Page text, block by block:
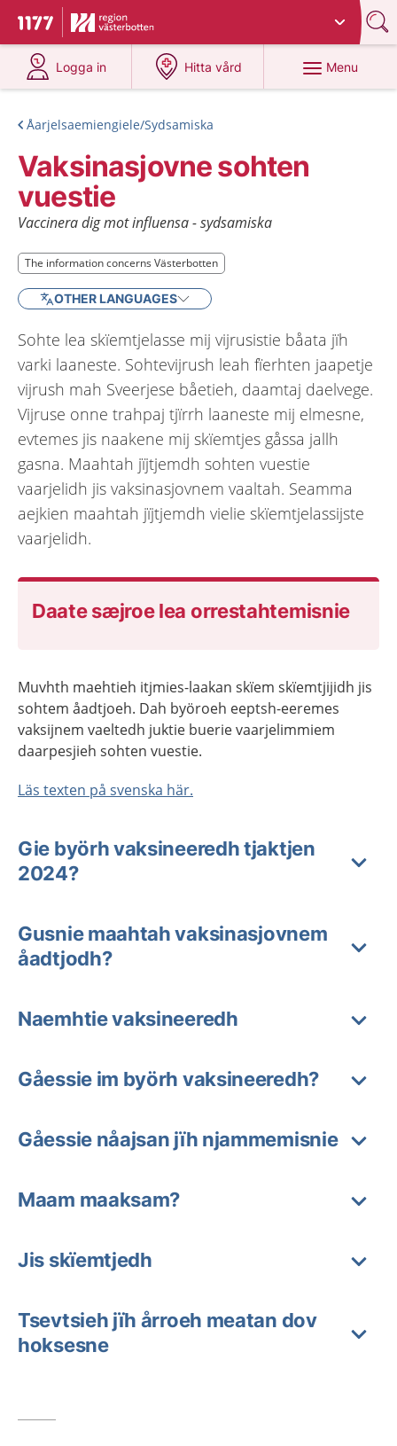
To start page for 1177
Du har valt region
Logga in
at 1177.se
Hitta vård
at 1177.se
Menu
Åarjelsaemiengiele/Sydsamiska
Vaksinasjovne sohten
vuestie
Vaccinera dig mot influensa - sydsamiska
The information concerns Västerbotten
The information concerns Västerbotten
OTHER LANGUAGES
Sohte lea skïemtjelasse mij vijrusistie båata jïh
varki laaneste. Sohtevijrush leah fïerhten jaapetje
vijrush mah Sveerjese båetieh, daamtaj daelvege.
Vijruse onne trahpaj tjïrrh laaneste mij elmesne,
evtemes jis naakene mij skïemtjes gåssa jallh
gasna. Maahtah jïjtjemdh sohten vuestie
vaarjelidh jis vaksinasjovnem vaaltah. Seamma
aejkien maahtah jïjtjemdh vielie skïemtjelassijste
vaarjelidh.
Daate sæjroe lea orrestahtemisnie
Muvhth maehtieh itjmies-laakan skïem skïemtjijidh jis
sohtem åadtjoeh. Dah byöroeh eeptsh-eeremes
vaksijnem vaeltedh juktie buerie vaarjelimmiem
daarpesjieh sohten vuestie.
Läs texten på svenska här.
Gie byörh vaksineeredh tjaktjen
2024?
Gusnie maahtah vaksinasjovnem
åadtjodh?
Naemhtie vaksineeredh
Gåessie im byörh vaksineeredh?
Gåessie nåajsan jïh njammemisnie
Maam maaksam?
Jis skïemtjedh
Tsevtsieh jïh årroeh meatan dov
hoksesne